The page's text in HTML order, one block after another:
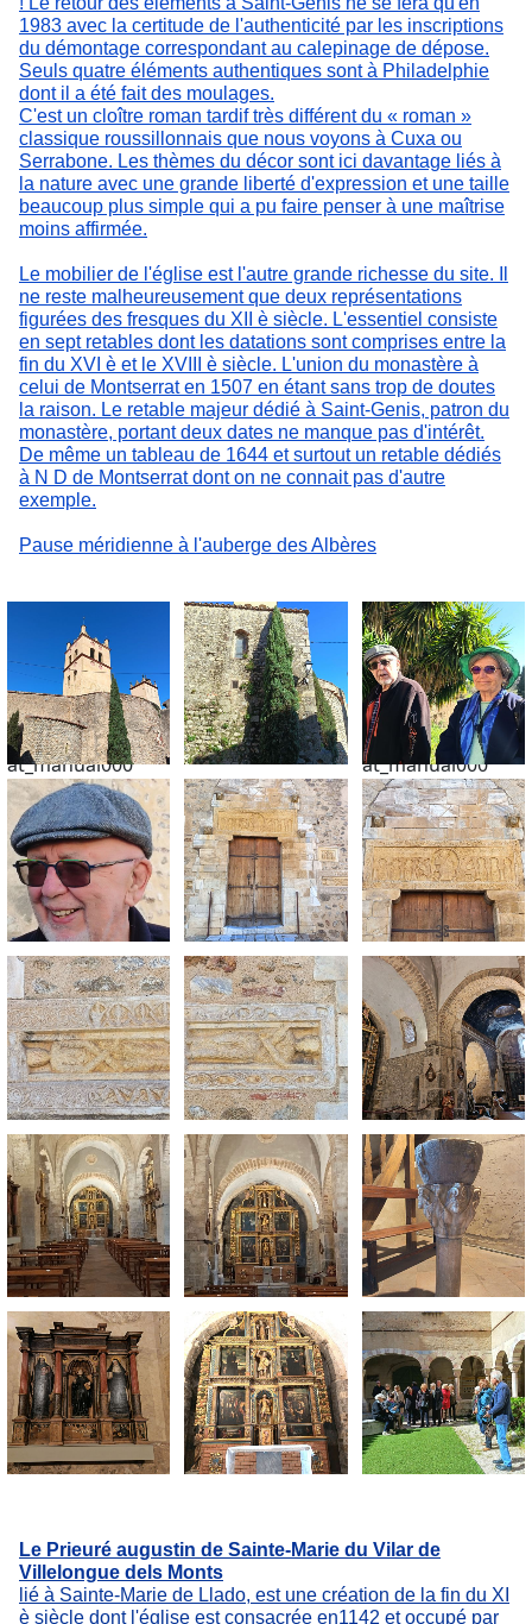
1983 avec la certitude de l'authenticité par les inscriptions
du démontage correspondant au calepinage de dépose.
Seuls quatre éléments authentiques sont à Philadelphie
dont il a été fait des moulages.
C'est un cloître roman tardif très différent du « roman »
classique roussillonnais que nous voyons à Cuxa ou
Serrabone. Les thèmes du décor sont ici davantage liés à
la nature avec une grande liberté d'expression et une taille
beaucoup plus simple qui a pu faire penser à une maîtrise
moins affirmée.
Le mobilier de l'église est l'autre grande richesse du site. Il
ne reste malheureusement que deux représentations
figurées des fresques du XII è siècle. L'essentiel consiste
en sept retables dont les datations sont comprises entre la
fin du XVI è et le XVIII è siècle. L'union du monastère à
celui de Montserrat en 1507 en étant sans trop de doutes
la raison. Le retable majeur dédié à Saint-Genis, patron du
monastère, portant deux dates ne manque pas d'intérêt.
De même un tableau de 1644 et surtout un retable dédiés
à N D de Montserrat dont on ne connait pas d'autre
exemple.
Pause méridienne à l'auberge des Albères
at_manual000 at_manual000
Le Prieuré augustin de Sainte-Marie du Vilar de
Villelongue dels Monts
lié à Sainte-Marie de Llado, est une création de la fin du XI
è siècle dont l'église est consacrée en1142 et occupé par